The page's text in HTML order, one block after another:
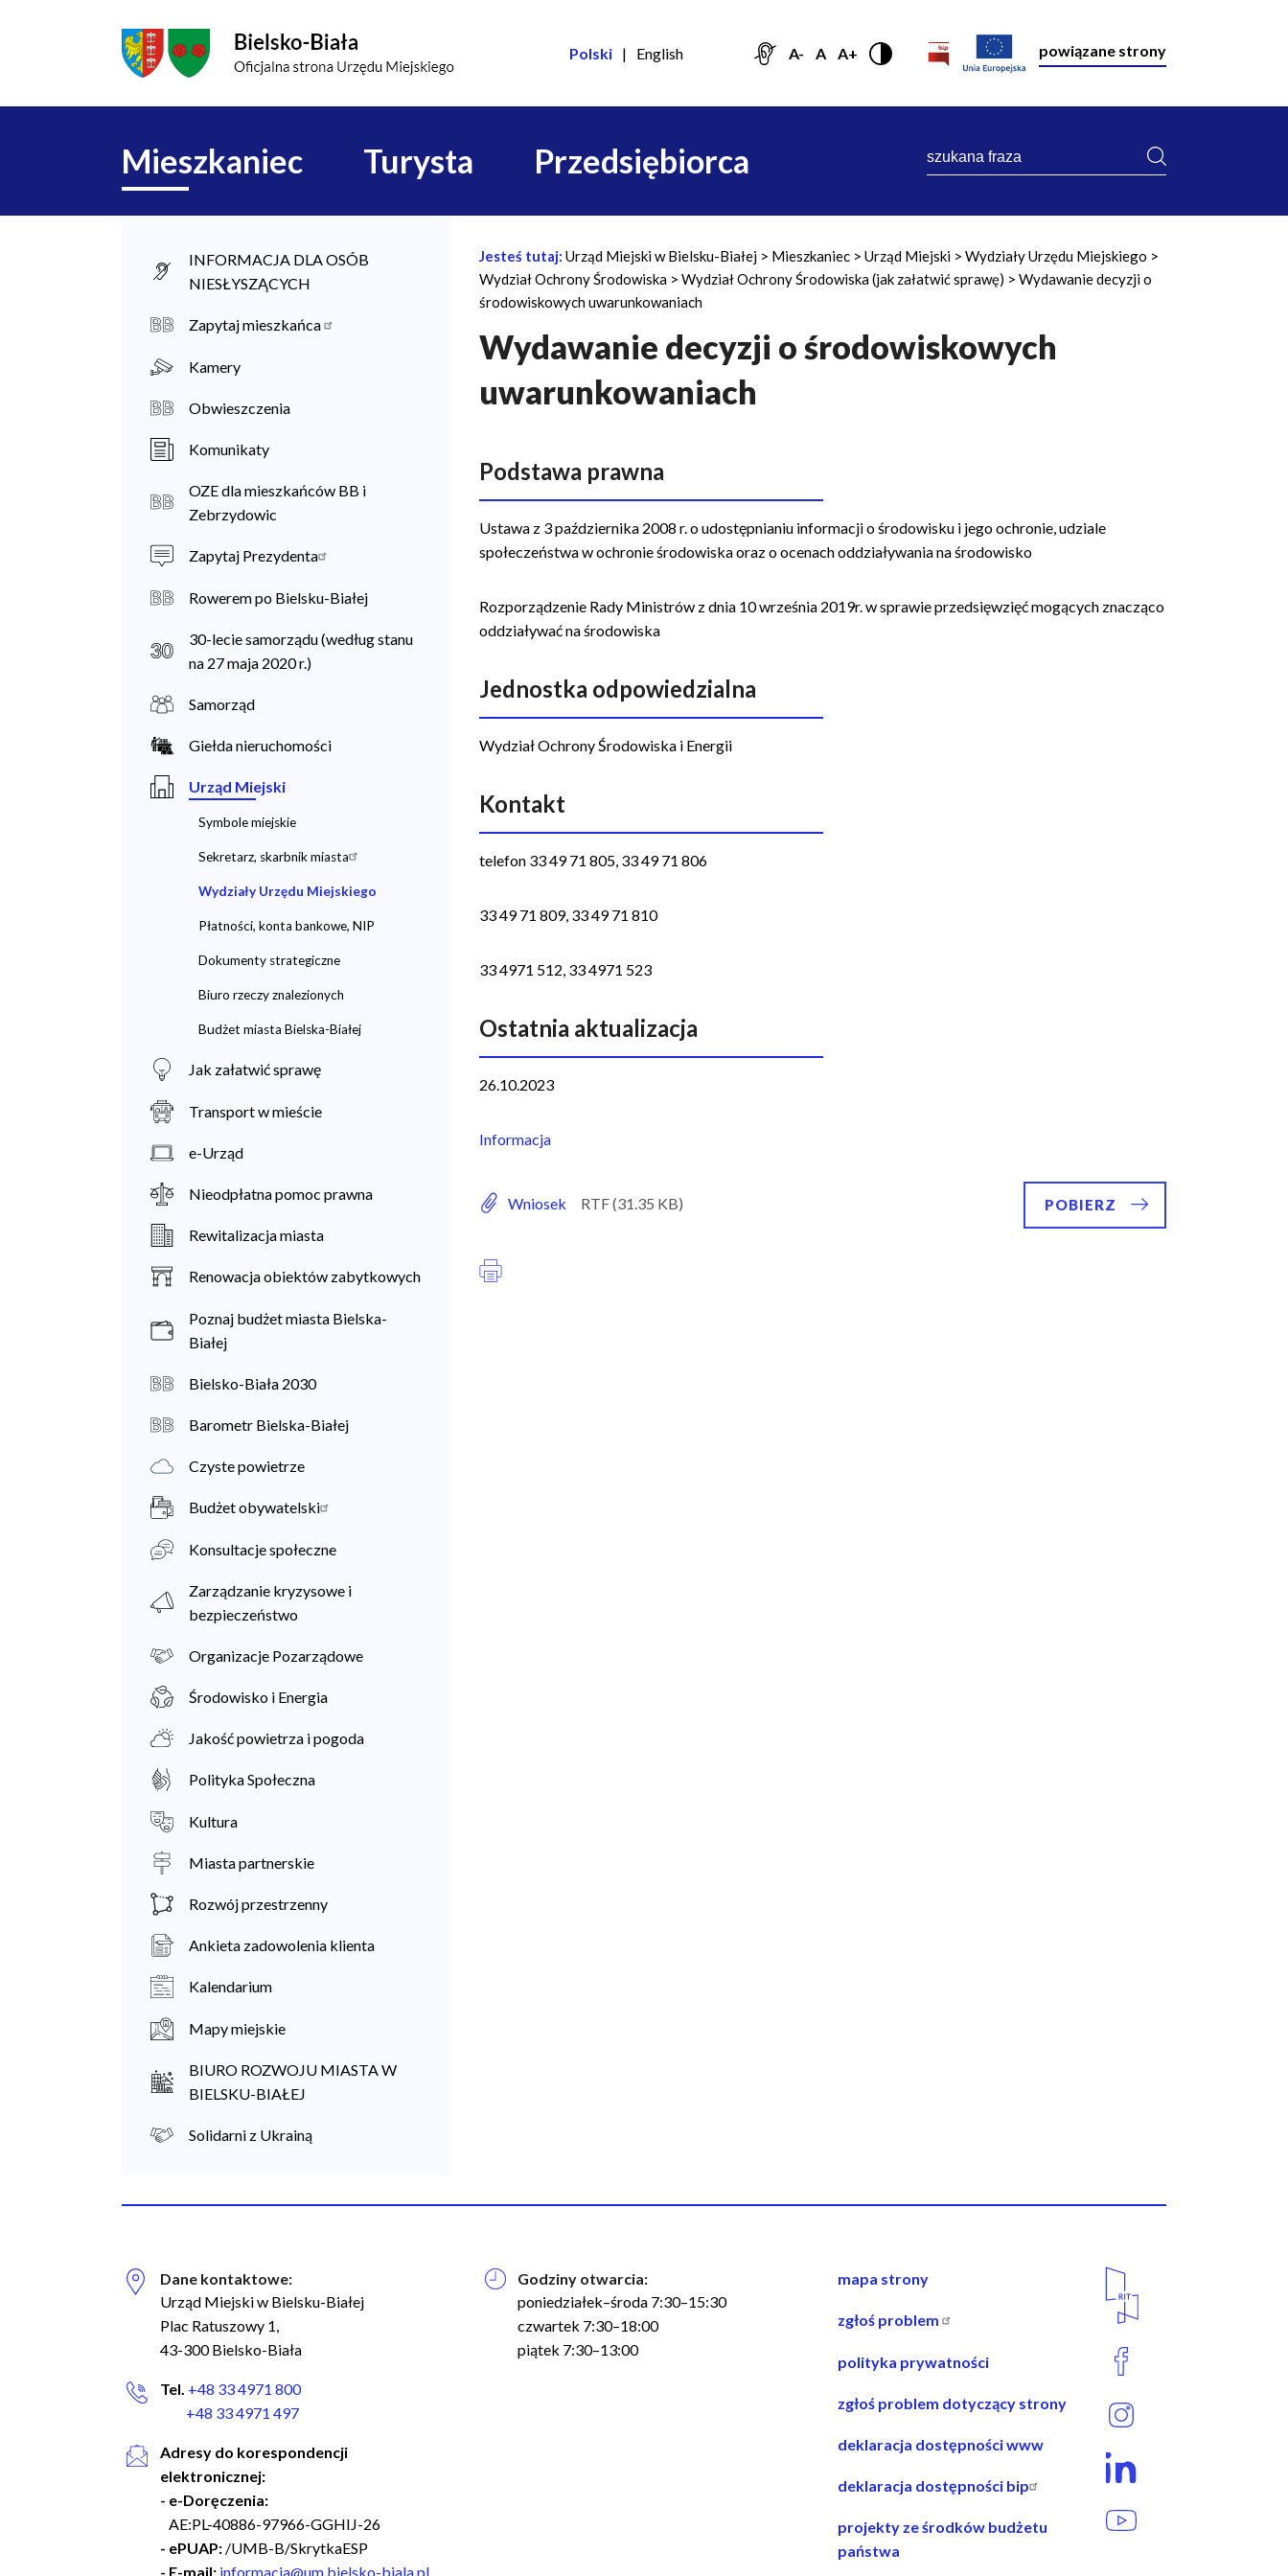
Polski English A- A A+ powiązane strony
Główna
nawigacja
Mieszkaniec Turysta Przedsiębiorca
szukana
M
e
s
k
a
i
e
INFORMACJA DLA OSÓB
NIESŁYSZĄCYCH
Zapytaj mieszkańca
Kamery
Obwieszczenia
Komunikaty
OZE dla mieszkańców BB i
Zebrzydowic
Zapytaj Prezydenta
Rowerem po Bielsku-Białej
30-lecie samorządu (według stanu
na 27 maja 2020 r.)
Samorząd
Giełda nieruchomości
Urząd Miejski
Symbole miejskie
Sekretarz, skarbnik miasta
Wydziały Urzędu Miejskiego
Płatności, konta bankowe, NIP
Dokumenty strategiczne
Biuro rzeczy znalezionych
Budżet miasta Bielska-Białej
Jak załatwić sprawę
Transport w mieście
e-Urząd
Nieodpłatna pomoc prawna
Rewitalizacja miasta
Renowacja obiektów zabytkowych
Poznaj budżet miasta Bielska-
Białej
Bielsko-Biała 2030
Barometr Bielska-Białej
Czyste powietrze
Budżet obywatelski
Konsultacje społeczne
Zarządzanie kryzysowe i
bezpieczeństwo
Organizacje Pozarządowe
Środowisko i Energia
Jakość powietrza i pogoda
Polityka Społeczna
Kultura
Miasta partnerskie
Rozwój przestrzenny
Ankieta zadowolenia klienta
Kalendarium
Mapy miejskie
BIURO ROZWOJU MIASTA W
BIELSKU-BIAŁEJ
Solidarni z Ukrainą
Ś
c
e
ż
n
a
w
g
a
c
y
j
a
Jesteś tutaj: Urząd Miejski w Bielsku-Białej Mieszkaniec Urząd Miejski
Wydziały Urzędu Miejskiego
Wydział Ochrony Środowiska
Wydział Ochrony Środowiska (jak załatwić sprawę)
Wydawanie decyzji o
środowiskowych uwarunkowaniach
Wydawanie decyzji o środowiskowych
uwarunkowaniach
Podstawa prawna
Ustawa z 3 października 2008 r. o udostępnianiu informacji o środowisku i jego ochronie, udziale
społeczeństwa w ochronie środowiska oraz o ocenach oddziaływania na środowisko
Rozporządzenie Rady Ministrów z dnia 10 września 2019r. w sprawie przedsięwzięć mogących znacząco
oddziaływać na środowiska
Jednostka odpowiedzialna
Wydział Ochrony Środowiska i Energii
Kontakt
telefon 33 49 71 805, 33 49 71 806
33 49 71 809, 33 49 71 810
33 4971 512, 33 4971 523
Ostatnia aktualizacja
26.10.2023
Informacja
Wniosek POBIERZ
Dane kontaktowe:
Urząd Miejski w Bielsku-Białej
Plac Ratuszowy 1,
43-300 Bielsko-Biała
Tel. +48 33 4971 800
+48 33 4971 497
Adresy do korespondencji
elektronicznej:
- e-Doręczenia:
AE:PL-40886-97966-GGHIJ-26
- ePUAP: /UMB-B/SkrytkaESP
- E-mail: informacja@um.bielsko-biala.pl
Godziny otwarcia:
poniedziałek–środa 7:30–15:30
czwartek 7:30–18:00
piątek 7:30–13:00
nawigacja
stopce
mapa strony
zgłoś problem
polityka prywatności
zgłoś problem dotyczący strony
deklaracja dostępności www
deklaracja dostępności bip
projekty ze środków budżetu
państwa
Media
Społecznościowe
Biuro Regionalnych Inwestycji Terytorialnych
Facebook
Instagram
Linkedin
YouTube